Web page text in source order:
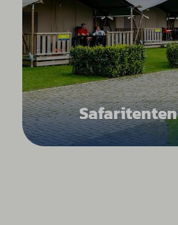
Safaritenten